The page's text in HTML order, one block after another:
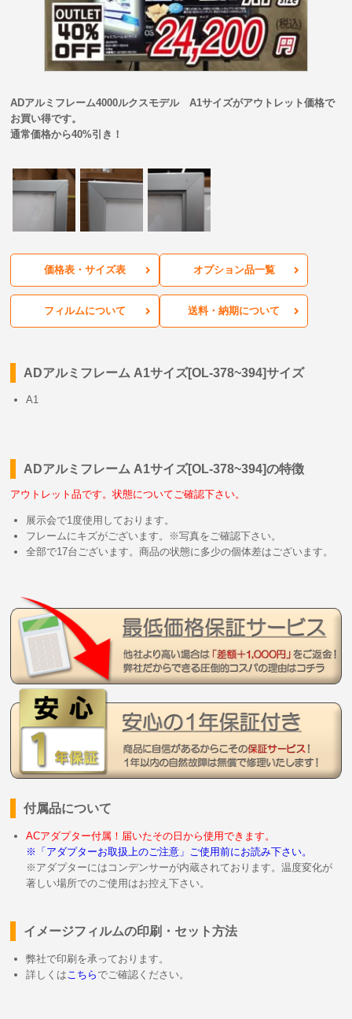
ADアルミフレーム4000ルクスモデル A1サイズがアウトレット価格で
お買い得です。
通常価格から40%引き！
価格表・サイズ表 オプション品一覧
フィルムについて 送料・納期について
ADアルミフレーム A1サイズ[OL-378~394]サイズ
A1
ADアルミフレーム A1サイズ[OL-378~394]の特徴
アウトレット品です。状態についてご確認下さい。
展示会で1度使用しております。
フレームにキズがございます。※写真をご確認下さい。
全部で17台ございます。商品の状態に多少の個体差はございます。
付属品について
ACアダプター付属！届いたその日から使用できます。
※「アダプターお取扱上のご注意」ご使用前にお読み下さい。
※アダプターにはコンデンサーが内蔵されております。温度変化が
著しい場所でのご使用はお控え下さい。
イメージフィルムの印刷・セット方法
弊社で印刷を承っております。
詳しくは こちら でご確認ください。